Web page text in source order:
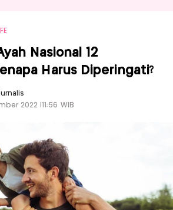
Nasional 12
Harus Diperingati?
2022 |11:56 WIB